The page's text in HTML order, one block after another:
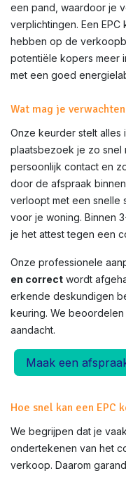
een pand, waardoor je
verplichtingen. Een
hebben op de
potentiële kopers meer
met een goed
Wat mag je
Onze keurder stelt alles
plaatsbezoek je zo snel
persoonlijk contact en
door de afspraak
verloopt met een snelle
voor je woning. Binnen
je het attest tegen een
Onze professionele
en correct wordt
erkende deskundigen
keuring. We
aandacht.
Maak een
Hoe snel kan een EPC
We begrijpen dat je
ondertekenen van het
verkoop. Daarom